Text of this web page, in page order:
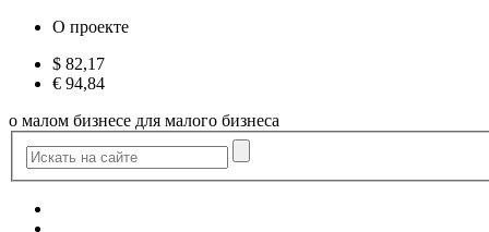
О проекте
$ 82,17
€ 94,84
о малом бизнесе для малого бизнеса